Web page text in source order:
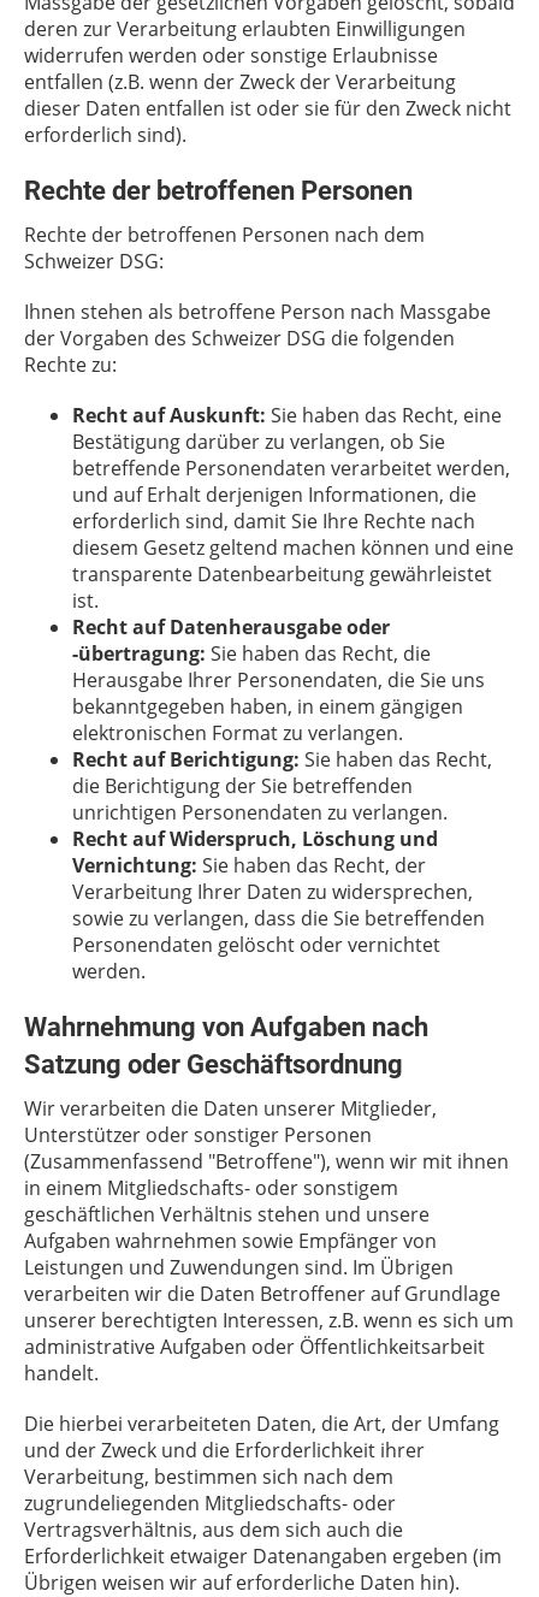
deren zur Verarbeitung erlaubten Einwilligungen
widerrufen werden oder sonstige Erlaubnisse
entfallen (z.B. wenn der Zweck der Verarbeitung
dieser Daten entfallen ist oder sie für den Zweck nicht
erforderlich sind).
Rechte der betroffenen Personen
Rechte der betroffenen Personen nach dem
Schweizer DSG:
Ihnen stehen als betroffene Person nach Massgabe
der Vorgaben des Schweizer DSG die folgenden
Rechte zu:
Recht auf Auskunft: Sie haben das Recht, eine
Bestätigung darüber zu verlangen, ob Sie
betreffende Personendaten verarbeitet werden,
und auf Erhalt derjenigen Informationen, die
erforderlich sind, damit Sie Ihre Rechte nach
diesem Gesetz geltend machen können und eine
transparente Datenbearbeitung gewährleistet
ist.
Recht auf Datenherausgabe oder
-übertragung: Sie haben das Recht, die
Herausgabe Ihrer Personendaten, die Sie uns
bekanntgegeben haben, in einem gängigen
elektronischen Format zu verlangen.
Recht auf Berichtigung: Sie haben das Recht,
die Berichtigung der Sie betreffenden
unrichtigen Personendaten zu verlangen.
Recht auf Widerspruch, Löschung und
Vernichtung: Sie haben das Recht, der
Verarbeitung Ihrer Daten zu widersprechen,
sowie zu verlangen, dass die Sie betreffenden
Personendaten gelöscht oder vernichtet
werden.
Wahrnehmung von Aufgaben nach
Satzung oder Geschäftsordnung
Wir verarbeiten die Daten unserer Mitglieder,
Unterstützer oder sonstiger Personen
(Zusammenfassend "Betroffene"), wenn wir mit ihnen
in einem Mitgliedschafts- oder sonstigem
geschäftlichen Verhältnis stehen und unsere
Aufgaben wahrnehmen sowie Empfänger von
Leistungen und Zuwendungen sind. Im Übrigen
verarbeiten wir die Daten Betroffener auf Grundlage
unserer berechtigten Interessen, z.B. wenn es sich um
administrative Aufgaben oder Öffentlichkeitsarbeit
handelt.
Die hierbei verarbeiteten Daten, die Art, der Umfang
und der Zweck und die Erforderlichkeit ihrer
Verarbeitung, bestimmen sich nach dem
zugrundeliegenden Mitgliedschafts- oder
Vertragsverhältnis, aus dem sich auch die
Erforderlichkeit etwaiger Datenangaben ergeben (im
Übrigen weisen wir auf erforderliche Daten hin).